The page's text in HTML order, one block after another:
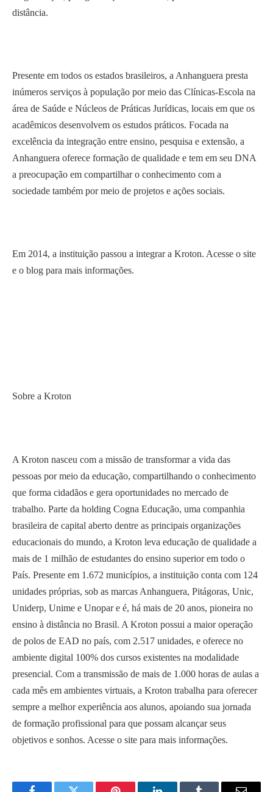
distância.
Presente em todos os estados brasileiros, a Anhanguera presta
inúmeros serviços à população por meio das Clínicas-Escola na
área de Saúde e Núcleos de Práticas Jurídicas, locais em que os
acadêmicos desenvolvem os estudos práticos. Focada na
excelência da integração entre ensino, pesquisa e extensão, a
Anhanguera oferece formação de qualidade e tem em seu DNA
a preocupação em compartilhar o conhecimento com a
sociedade também por meio de projetos e ações sociais.
Em 2014, a instituição passou a integrar a Kroton. Acesse o site
e o blog para mais informações.
Sobre a Kroton
A Kroton nasceu com a missão de transformar a vida das
pessoas por meio da educação, compartilhando o conhecimento
que forma cidadãos e gera oportunidades no mercado de
trabalho. Parte da holding Cogna Educação, uma companhia
brasileira de capital aberto dentre as principais organizações
educacionais do mundo, a Kroton leva educação de qualidade a
mais de 1 milhão de estudantes do ensino superior em todo o
País. Presente em 1.672 municípios, a instituição conta com 124
unidades próprias, sob as marcas Anhanguera, Pitágoras, Unic,
Uniderp, Unime e Unopar e é, há mais de 20 anos, pioneira no
ensino à distância no Brasil. A Kroton possui a maior operação
de polos de EAD no país, com 2.517 unidades, e oferece no
ambiente digital 100% dos cursos existentes na modalidade
presencial. Com a transmissão de mais de 1.000 horas de aulas a
cada mês em ambientes virtuais, a Kroton trabalha para oferecer
sempre a melhor experiência aos alunos, apoiando sua jornada
de formação profissional para que possam alcançar seus
objetivos e sonhos. Acesse o site para mais informações.